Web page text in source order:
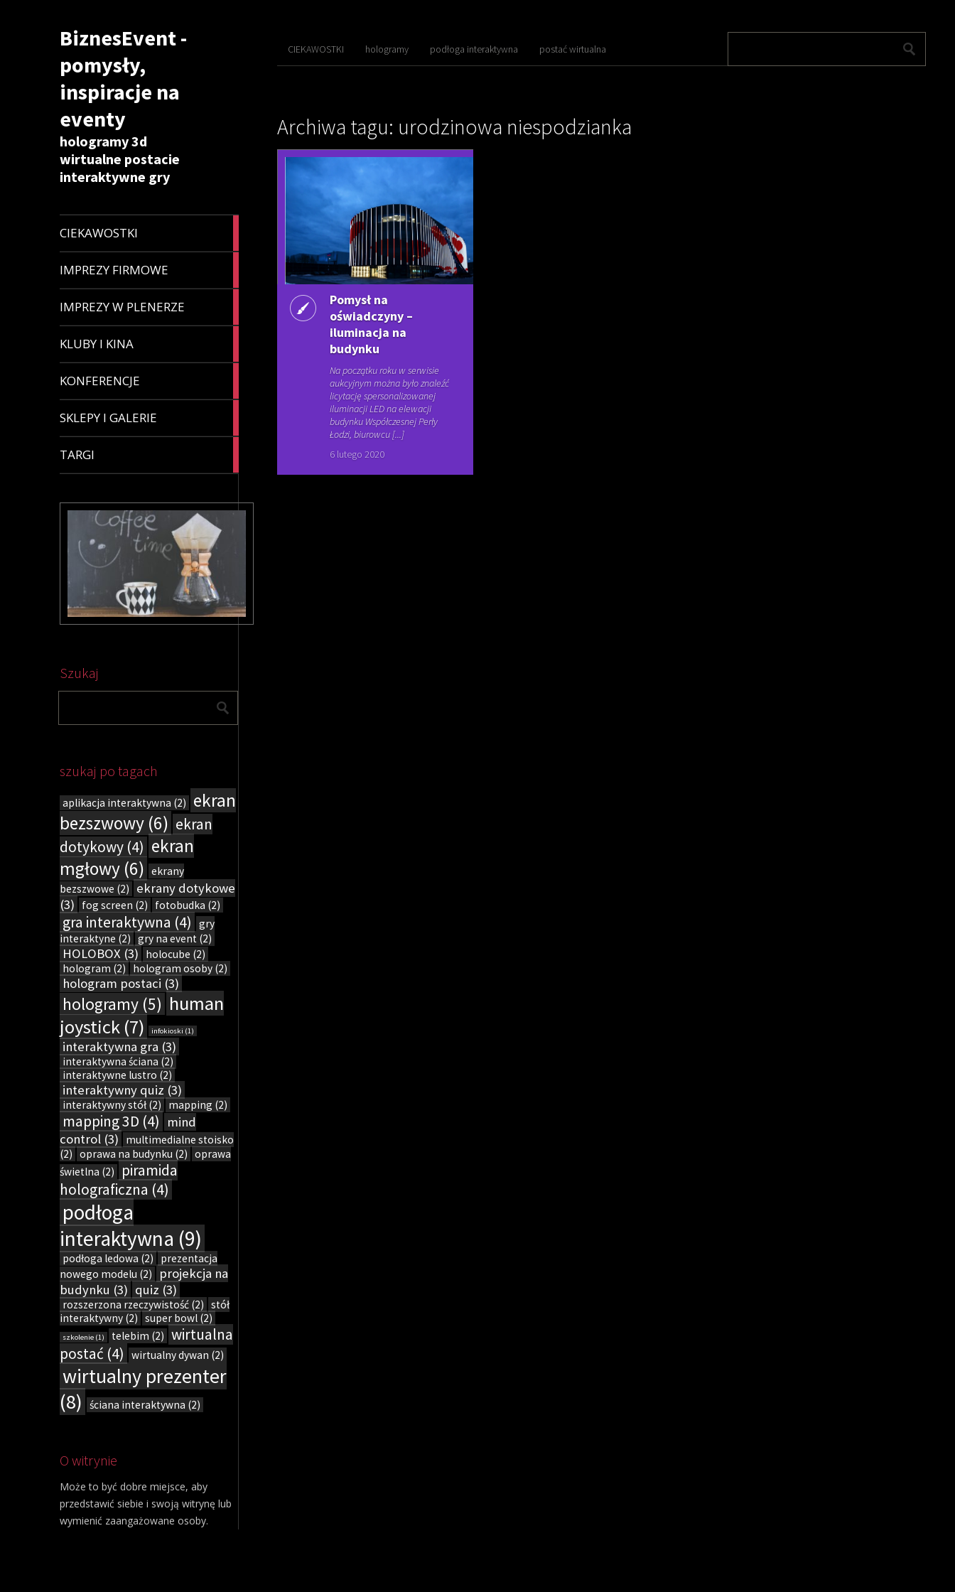
BiznesEvent -
pomysły,
inspiracje na
eventy
hologramy 3d
wirtualne postacie
interaktywne gry
CIEKAWOSTKI
IMPREZY FIRMOWE
IMPREZY W PLENERZE
KLUBY I KINA
KONFERENCJE
SKLEPY I GALERIE
TARGI
Szukaj
szukaj po tagach
aplikacja interaktywna (2)
ekran
bezszwowy(6) ekran
dotykowy(4) ekran
mgłowy(6) ekrany
bezszwowe (2)
ekrany dotykowe
(3)
fog screen (2) fotobudka (2)
gra interaktywna (4)
gry
interaktyne (2) gry na event (2)
HOLOBOX (3) holocube (2)
hologram (2) hologram osoby(2)
hologram postaci (3)
hologramy(5) human
joystick(7) infokioski (1)
interaktywna gra (3)
interaktywna ściana (2)
interaktywne lustro (2)
interaktywny quiz (3)
interaktywny stół(2) mapping (2)
mapping 3D (4)
mind
control(3)
multimedialne stoisko
(2) oprawa na budynku (2) oprawa
świetlna (2)
piramida
holograficzna (4)
podłoga
interaktywna (9)
podłoga ledowa (2)
prezentacja
nowego modelu (2)
projekcja na
budynku (3) quiz (3)
rozszerzona rzeczywistość(2) stół
interaktywny(2) super bowl(2)
szkolenie(1) telebim (2) wirtualna
postać (4) wirtualny dywan (2)
wirtualny prezenter
(8)
ściana interaktywna (2)
O witrynie
Może to być dobre miejsce, aby
przedstawić siebie i swoją witrynę lub
wymienić zaangażowane osoby.
CIEKAWOSTKI hologramy podłoga interaktywna postać wirtualna
Archiwa tagu: urodzinowa niespodzianka
Pomysł na
oświadczyny –
iluminacja na
budynku
Na początku roku w serwisie
aukcyjnym można było znaleźć
licytację spersonalizowanej
iluminacji LED na elewacji
budynku Współczesnej Perły
Łodzi, biurowcu [...]
6 lutego 2020